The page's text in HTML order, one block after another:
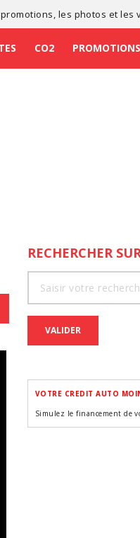
promotions , les photos et les
CO2 PROMOTIONS
RECHERCHER
VALIDER
VOTRE CREDIT AUTO
Simulez le financement de